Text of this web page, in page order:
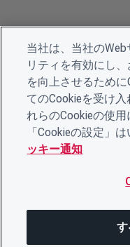
当社は、当社の
リティを有効にし
を向上させるため
てのCookieを受け
れらのCookieの使用
「Cookieの設定」
ッキー通知